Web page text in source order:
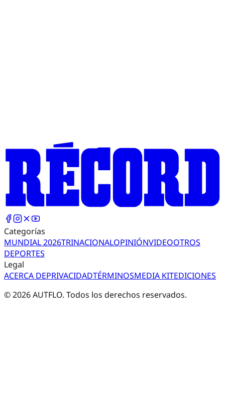
Categorías
MUNDIAL 2026TRINACIONALOPINIÓNVIDEOOTROS
DEPORTES
Legal
ACERCA DEPRIVACIDADTÉRMINOSMEDIA KITEDICIONES
©2026AUTFLO. Todos los derechos reservados.